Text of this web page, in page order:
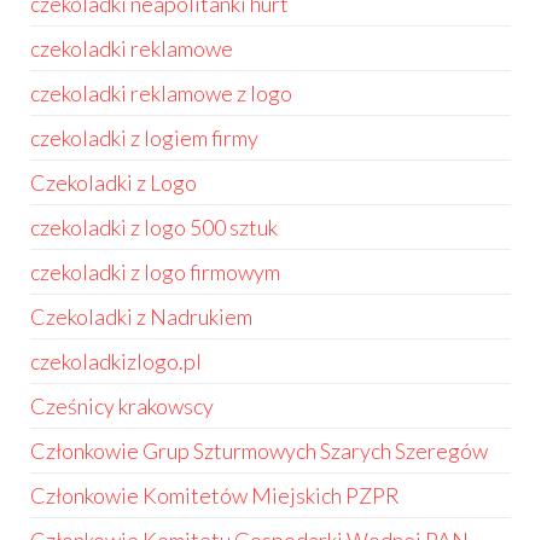
czekoladki reklamowe
czekoladki reklamowe z logo
czekoladki z logiem firmy
Czekoladki z Logo
czekoladki z logo 500 sztuk
czekoladki z logo firmowym
Czekoladki z Nadrukiem
czekoladkizlogo.pl
Cześnicy krakowscy
Członkowie Grup Szturmowych Szarych Szeregów
Członkowie Komitetów Miejskich PZPR